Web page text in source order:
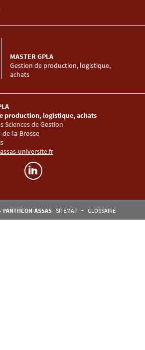
Gestion de production, logistique,
achats
MASTER GPLA
production, logistique, achats
Sciences de Gestion
de-la-Brosse
universite.fr
RS Master GPLA
PANTHÉON-ASSAS SITEMAP GLOSSAIRE